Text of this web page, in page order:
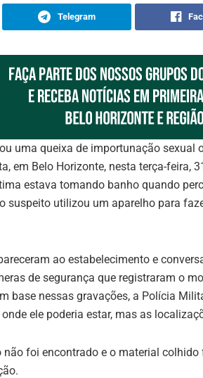
Telegram
uma queixa de importunação sexual
em Belo Horizonte, nesta terça-feira,
estava tomando banho quando
suspeito utilizou um aparelho para
ao estabelecimento e
de segurança que registraram o
base nessas gravações, a Polícia
ele poderia estar, mas as
foi encontrado e o material